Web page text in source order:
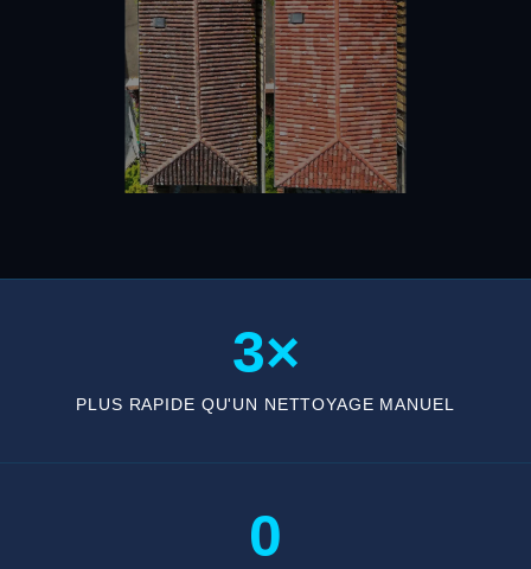
3×
PLUS RAPIDE QU'UN NETTOYAGE MANUEL
0